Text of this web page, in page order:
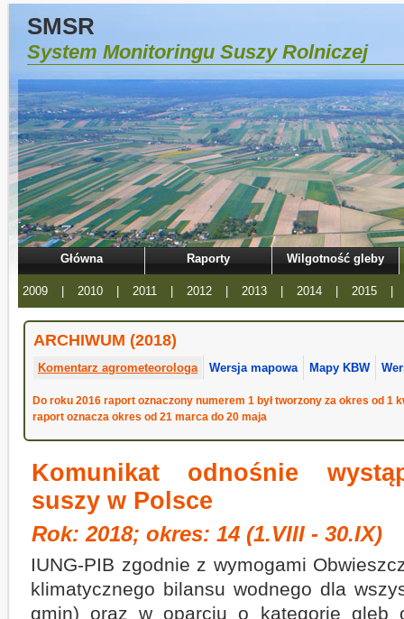
SMSR
System Monitoringu Suszy Rolniczej
Główna Raporty Wilgotność gleby
2009 | 2010 | 2011 | 2012 | 2013 | 2014 | 2015 |
ARCHIWUM (2018)
Komentarz agrometeorologa Wersja mapowa Mapy KBW
Do roku 2016 raport oznaczony numerem 1 był tworzony za okres od
raport oznacza okres od 21 marca do 20 maja
Komunikat odnośnie
suszy w Polsce
Rok: 2018; okres: 14 (1.VIII - 30.IX)
IUNG-PIB zgodnie z wymogami
klimatycznego bilansu wodnego dla
gmin) oraz w oparciu o kategorie gleb